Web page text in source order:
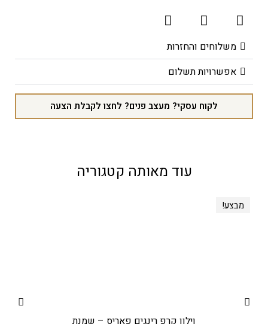
משלוחים והחזרות
אפשרויות תשלום
לקוח עסקי? מעצב פנים? לחצו לקבלת הצעה
עוד מאותה קטגוריה
מבצע!